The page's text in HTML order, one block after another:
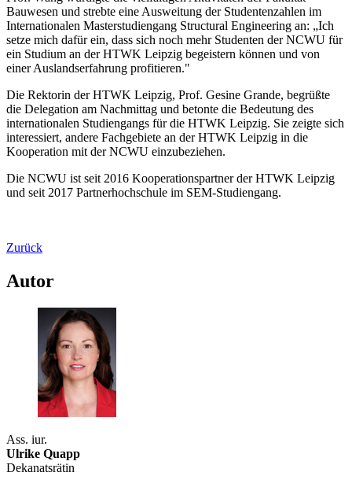
Bauwesen und strebte eine Ausweitung der Studentenzahlen im
Internationalen Masterstudiengang Structural Engineering an: „Ich
setze mich dafür ein, dass sich noch mehr Studenten der NCWU für
ein Studium an der HTWK Leipzig begeistern können und von
einer Auslandserfahrung profitieren."
Die Rektorin der HTWK Leipzig, Prof. Gesine Grande, begrüßte
die Delegation am Nachmittag und betonte die Bedeutung des
internationalen Studiengangs für die HTWK Leipzig. Sie zeigte sich
interessiert, andere Fachgebiete an der HTWK Leipzig in die
Kooperation mit der NCWU einzubeziehen.
Die NCWU ist seit 2016 Kooperationspartner der HTWK Leipzig
und seit 2017 Partnerhochschule im SEM-Studiengang.
Zurück
Autor
Ass. iur.
Ulrike Quapp
Dekanatsrätin